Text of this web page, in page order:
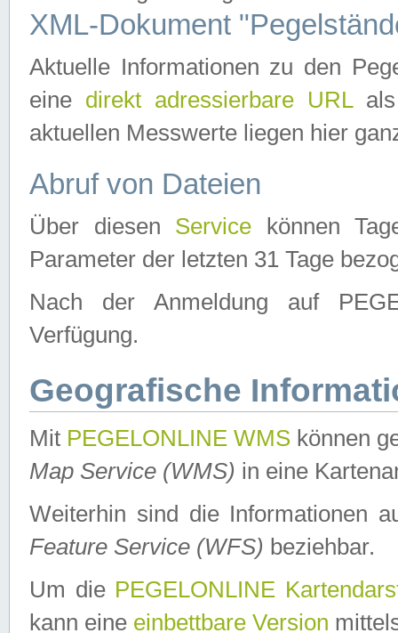
XML-Dokument
Aktuelle Informationen zu den
eine direkt adressierbare URLals
aktuellen Messwerte liegen hier
Abruf von Dateien
Über diesen Service können
Parameter der letzten 31 Tage
Nach der Anmeldung auf
Verfügung.
Geografische
Mit PEGELONLINE WMS können
Map Service (WMS) in eine
Weiterhin sind die Informationen
Feature Service (WFS) beziehbar.
Um die PEGELONLINE
kann eine einbettbare Version